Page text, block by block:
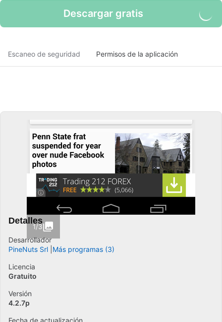
Descargar gratis
Escaneo de seguridad Permisos de la aplicación
1/3
Detalles
Desarrollador
PineNuts Srl Más programas (3)
Licencia
Gratuito
Versión
4.2.7p
Fecha de actualización